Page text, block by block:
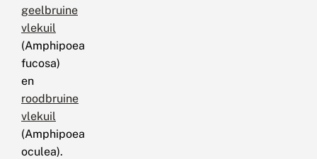
geelbruine
vlekuil
(Amphipoea
fucosa)
en
roodbruine
vlekuil
(Amphipoea
oculea).